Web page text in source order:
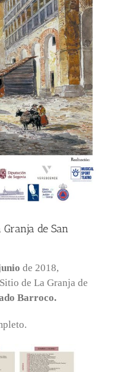
de San
de 2018,
de La Granja de
Barroco.